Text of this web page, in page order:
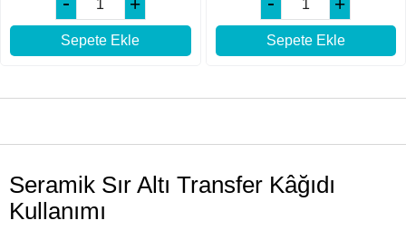
Sepete Ekle Sepete Ekle
Seramik Sır Altı Transfer Kâğıdı
Kullanımı